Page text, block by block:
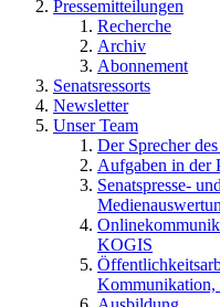
Pressemitteilungen
Recherche
Archiv
Abonnement
Senatsressorts
Newsletter
Unser Team
Der Sprecher
Aufgaben in der
Senatspresse-
KOGIS
Kommunikation,